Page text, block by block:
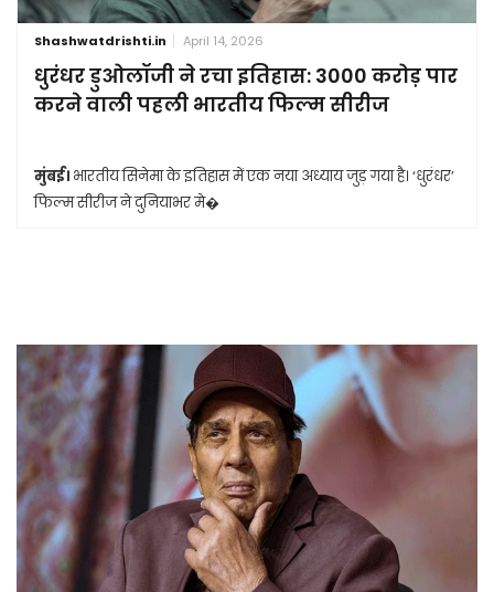
Shashwatdrishti.in April 14, 2026
धुरंधर डुओलॉजी ने रचा इतिहास: 3000 करोड़ पार
करने वाली पहली भारतीय फिल्म सीरीज
मुंबई। भारतीय सिनेमा के इतिहास में एक नया अध्याय जुड़ गया है। ‘धुरंधर’
फिल्म सीरीज ने दुनियाभर मे�